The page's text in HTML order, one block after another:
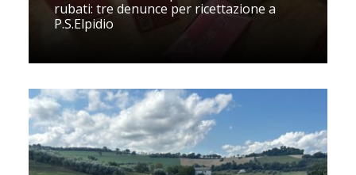
rubati: tre denunce per ricettazione a
P.S.Elpidio